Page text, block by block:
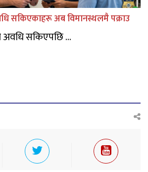
सकिएकाहरू अब विमानस्थलमै पक्राउ
अवधि सकिएपछि ...